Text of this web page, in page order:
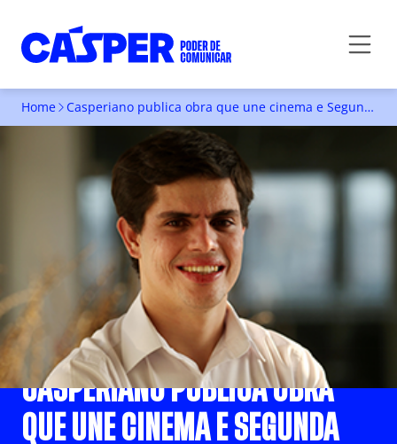
Home Casperiano publica obra que une cinema e Segunda Guerra Mundial
CASPERIANO PUBLICA OBRA
QUE UNE CINEMA E SEGUNDA